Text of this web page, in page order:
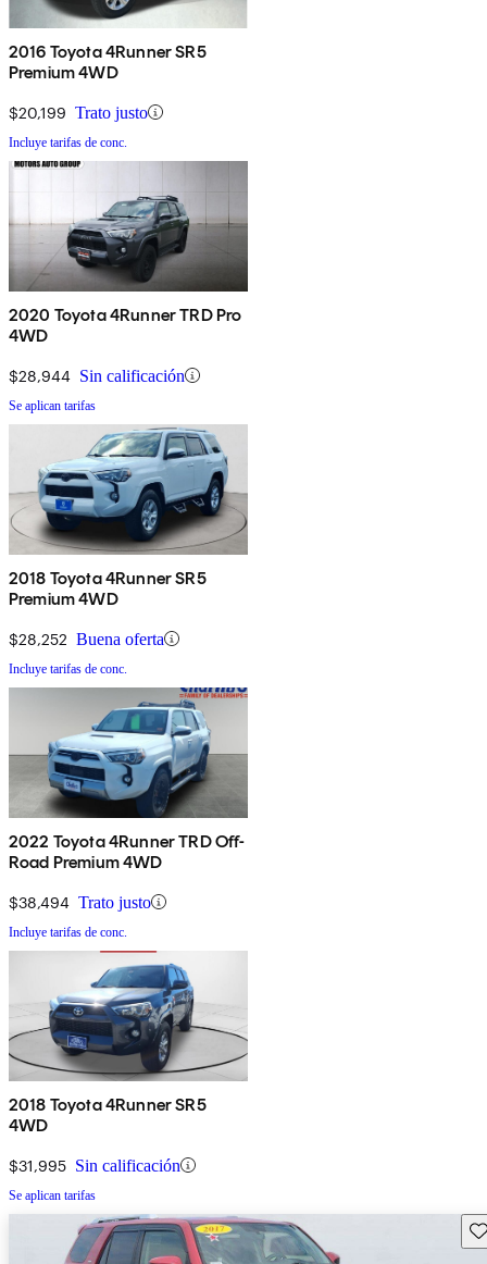
2016 Toyota 4Runner SR5
Premium 4WD
$20,199 Trato justo
Incluye tarifas de conc.
2020 Toyota 4Runner TRD Pro
4WD
$28,944 Sin calificación
Se aplican tarifas
2018 Toyota 4Runner SR5
Premium 4WD
$28,252 Buena oferta
Incluye tarifas de conc.
2022 Toyota 4Runner TRD Off-
Road Premium 4WD
$38,494 Trato justo
Incluye tarifas de conc.
2018 Toyota 4Runner SR5
4WD
$31,995 Sin calificación
Se aplican tarifas